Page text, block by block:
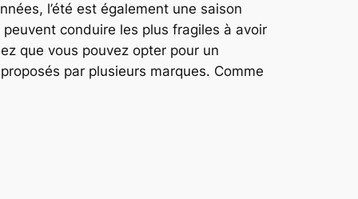
l’été est également une saison
conduire les plus fragiles à avoir
que vous pouvez opter pour un
par plusieurs marques. Comme